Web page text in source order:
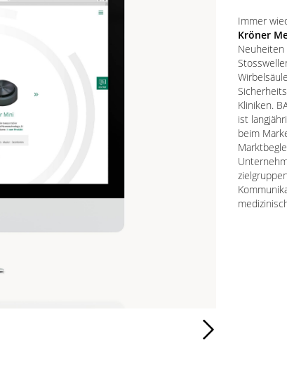
Immer
Kröner
Kliniken.
ist
beim